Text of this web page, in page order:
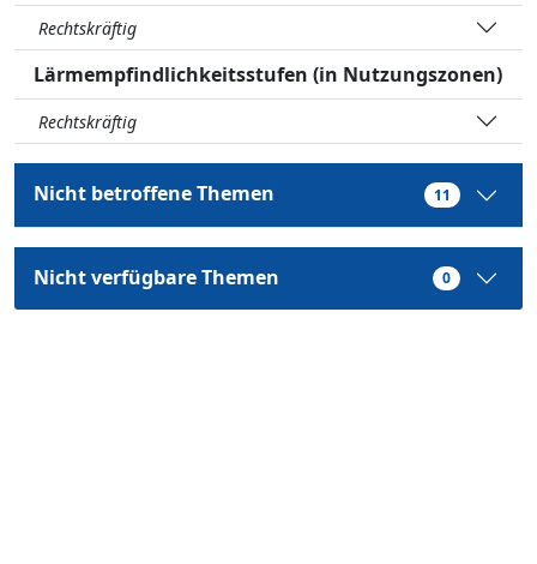
Rechtskräftig
Lärmempfindlichkeitsstufen (in Nutzungszonen)
Rechtskräftig
Nicht betroffene Themen 11
Nicht verfügbare Themen 0